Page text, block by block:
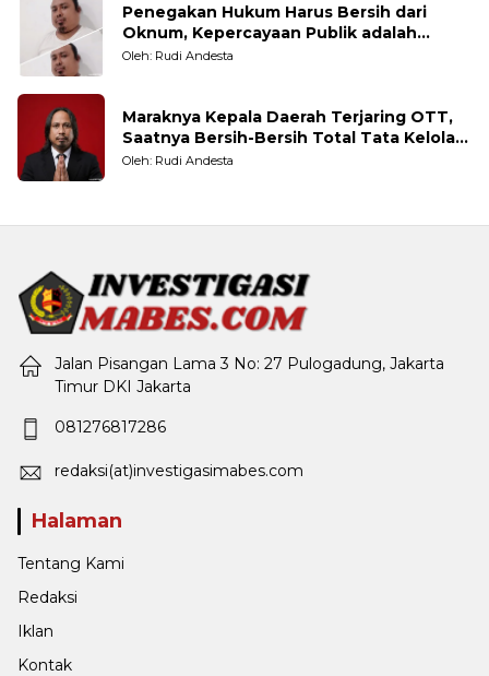
Penegakan Hukum Harus Bersih dari
Oknum, Kepercayaan Publik adalah
Taruhannya
Oleh: Rudi Andesta
Maraknya Kepala Daerah Terjaring OTT,
Saatnya Bersih-Bersih Total Tata Kelola
Pemerintahan
Oleh: Rudi Andesta
Jalan Pisangan Lama 3 No: 27 Pulogadung, Jakarta
Timur DKI Jakarta
081276817286
redaksi(at)investigasimabes.com
Halaman
Tentang Kami
Redaksi
Iklan
Kontak